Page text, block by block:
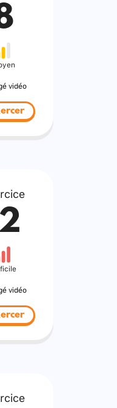
vidéo
vidéo